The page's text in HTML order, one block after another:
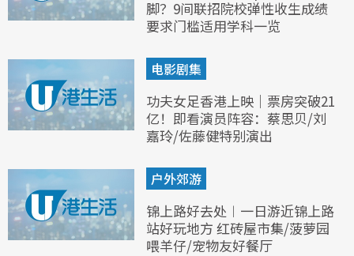
脚？9间联招院校弹性收生成绩
要求门槛适用学科一览
电影剧集
功夫女足香港上映｜票房突破21
亿！即看演员阵容：蔡思贝/刘
嘉玲/佐藤健特别演出
户外郊游
锦上路好去处︱一日游近锦上路
站好玩地方 红砖屋市集/菠萝园
喂羊仔/宠物友好餐厅